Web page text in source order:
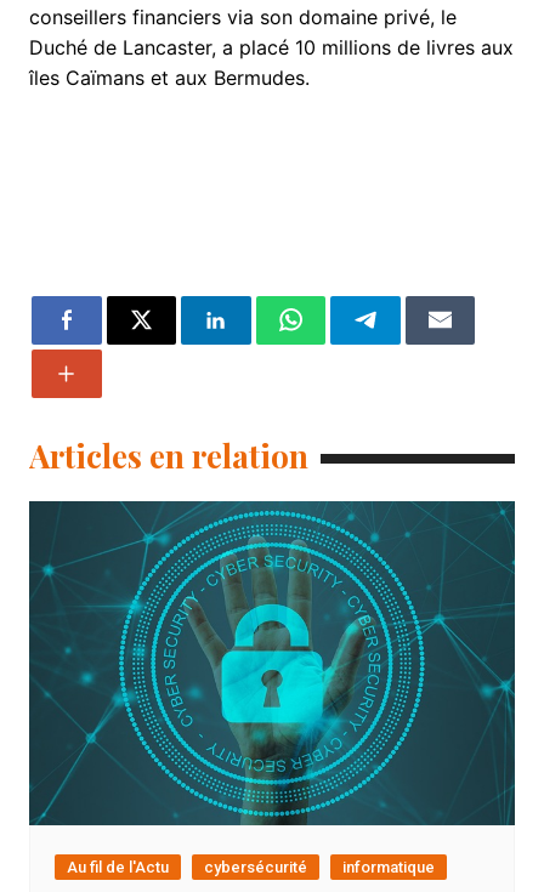
conseillers financiers via son domaine privé, le
Duché de Lancaster, a placé 10 millions de livres aux
îles Caïmans et aux Bermudes.
Articles en relation
Au fil de l'Actu cybersécurité informatique